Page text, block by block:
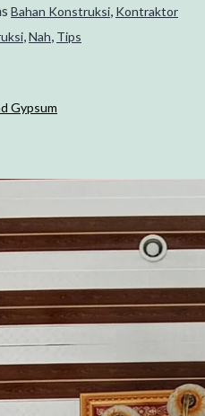
Bahan Konstruksi, Kontraktor
,Nah, Tips
Gypsum